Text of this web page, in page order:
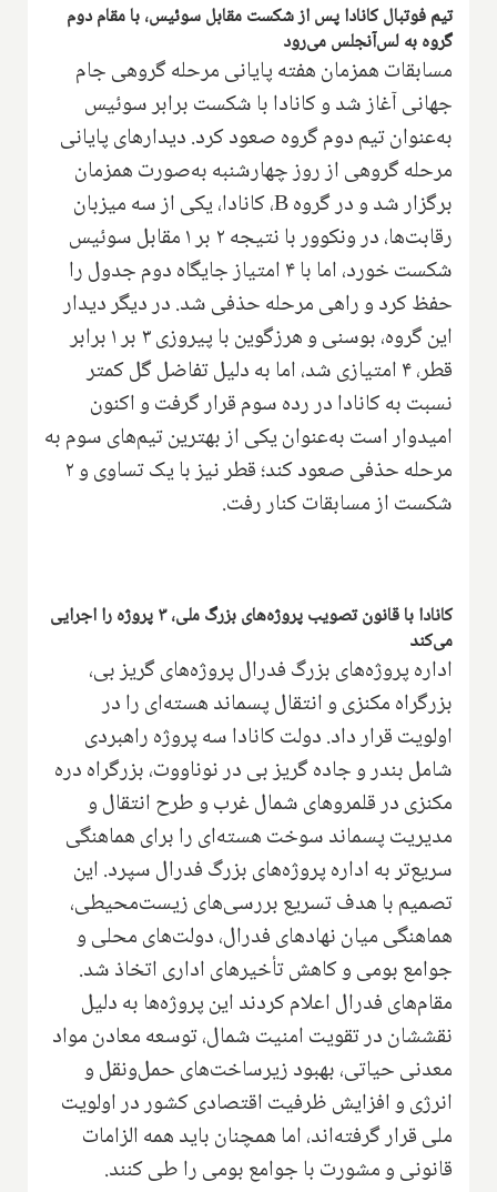
تیم فوتبال کانادا پس از شکست مقابل سوئیس، با مقام دوم
گروه به لس‌آنجلس می‌رود
مسابقات همزمان هفته پایانی مرحله گروهی جام
جهانی آغاز شد و کانادا با شکست برابر سوئیس
به‌عنوان تیم دوم گروه صعود کرد. دیدارهای پایانی
مرحله گروهی از روز چهارشنبه به‌صورت همزمان
برگزار شد و در گروه B، کانادا، یکی از سه میزبان
رقابت‌ها، در ونکوور با نتیجه ۲ بر ۱ مقابل سوئیس
شکست خورد، اما با ۴ امتیاز جایگاه دوم جدول را
حفظ کرد و راهی مرحله حذفی شد. در دیگر دیدار
این گروه، بوسنی و هرزگوین با پیروزی ۳ بر ۱ برابر
قطر، ۴ امتیازی شد، اما به دلیل تفاضل گل کمتر
نسبت به کانادا در رده سوم قرار گرفت و اکنون
امیدوار است به‌عنوان یکی از بهترین تیم‌های سوم به
مرحله حذفی صعود کند؛ قطر نیز با یک تساوی و ۲
شکست از مسابقات کنار رفت.
کانادا با قانون تصویب پروژه‌های بزرگ ملی، ۳ پروژه را اجرایی
می‌کند
اداره پروژه‌های بزرگ فدرال پروژه‌های گریز بی،
بزرگراه مکنزی و انتقال پسماند هسته‌ای را در
اولویت قرار داد. دولت کانادا سه پروژه راهبردی
شامل بندر و جاده گریز بی در نوناووت، بزرگراه دره
مکنزی در قلمروهای شمال غرب و طرح انتقال و
مدیریت پسماند سوخت هسته‌ای را برای هماهنگی
سریع‌تر به اداره پروژه‌های بزرگ فدرال سپرد. این
تصمیم با هدف تسریع بررسی‌های زیست‌محیطی،
هماهنگی میان نهادهای فدرال، دولت‌های محلی و
جوامع بومی و کاهش تأخیرهای اداری اتخاذ شد.
مقام‌های فدرال اعلام کردند این پروژه‌ها به دلیل
نقششان در تقویت امنیت شمال، توسعه معادن مواد
معدنی حیاتی، بهبود زیرساخت‌های حمل‌ونقل و
انرژی و افزایش ظرفیت اقتصادی کشور در اولویت
ملی قرار گرفته‌اند، اما همچنان باید همه الزامات
قانونی و مشورت با جوامع بومی را طی کنند.